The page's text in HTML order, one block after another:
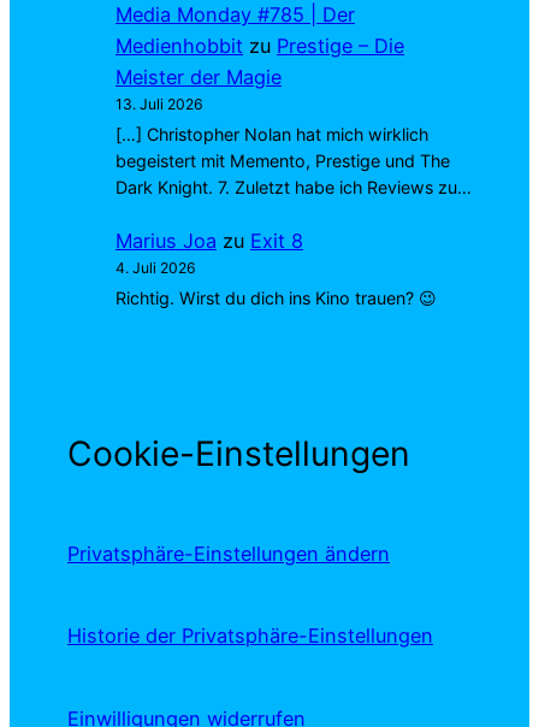
Media Monday #785 | Der
Medienhobbit zu Prestige – Die
Meister der Magie
13. Juli 2026
[…] Christopher Nolan hat mich wirklich
begeistert mit Memento, Prestige und The
Dark Knight. 7. Zuletzt habe ich Reviews zu…
Marius Joa zu Exit 8
4. Juli 2026
Richtig. Wirst du dich ins Kino trauen? 😉
Cookie-Einstellungen
Privatsphäre-Einstellungen ändern
Historie der Privatsphäre-Einstellungen
Einwilligungen widerrufen